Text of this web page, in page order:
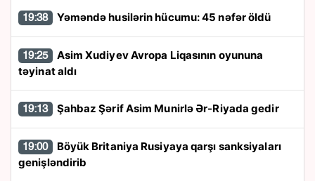
19:38 Yəməndə husilərin hücumu: 45 nəfər öldü
19:25
təyinat aldı
19:13 Şahbaz Şərif Asim Munirlə Ər-Riyada gedir
19:00
genişləndirib